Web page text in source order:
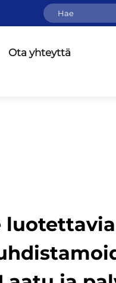
Ota yhteyttä
luotettavia